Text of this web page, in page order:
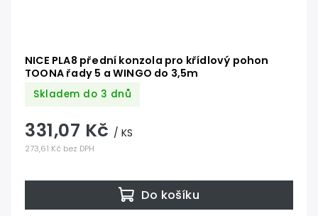
NICE PLA8 přední konzola pro křídlový pohon
TOONA řady 5 a WINGO do 3,5m
Skladem do 3 dnů
273,61 Kč bez DPH
331,07 Kč / KS
Do košíku